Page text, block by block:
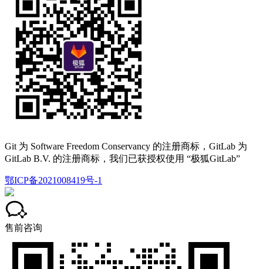
Git 为 Software Freedom Conservancy 的注册商标，GitLab 为
GitLab B.V. 的注册商标，我们已获授权使用 “极狐GitLab”
鄂ICP备2021008419号-1
售前咨询